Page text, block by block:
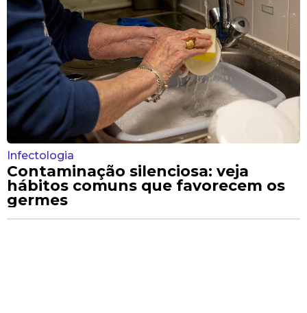
Infectologia
Contaminação silenciosa: veja
hábitos comuns que favorecem os
germes